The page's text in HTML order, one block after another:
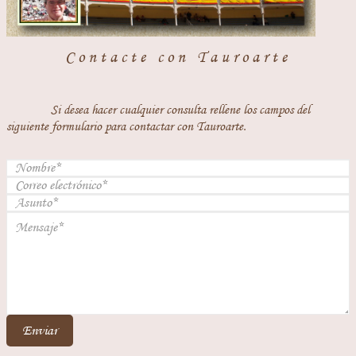
Contacte con Tauroarte
Si desea hacer cualquier consulta rellene los campos del
siguiente formulario para contactar con Tauroarte.
Enviar